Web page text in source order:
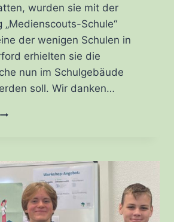
wurden sie mit der
„Medienscouts-Schule“
der wenigen Schulen in
erhielten sie die
nun im Schulgebäude
soll. Wir danken…
AUSZEICHNUNG